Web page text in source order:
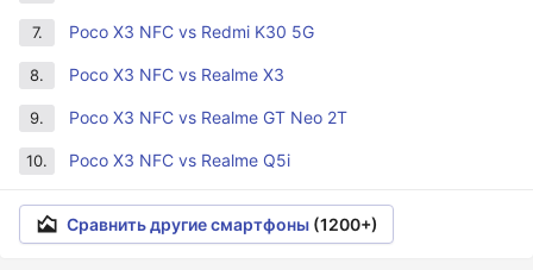
7. Poco X3 NFC vs Redmi K30 5G
8. Poco X3 NFC vs Realme X3
9. Poco X3 NFC vs Realme GT Neo 2T
10. Poco X3 NFC vs Realme Q5i
Сравнить другие смартфоны (1200+)